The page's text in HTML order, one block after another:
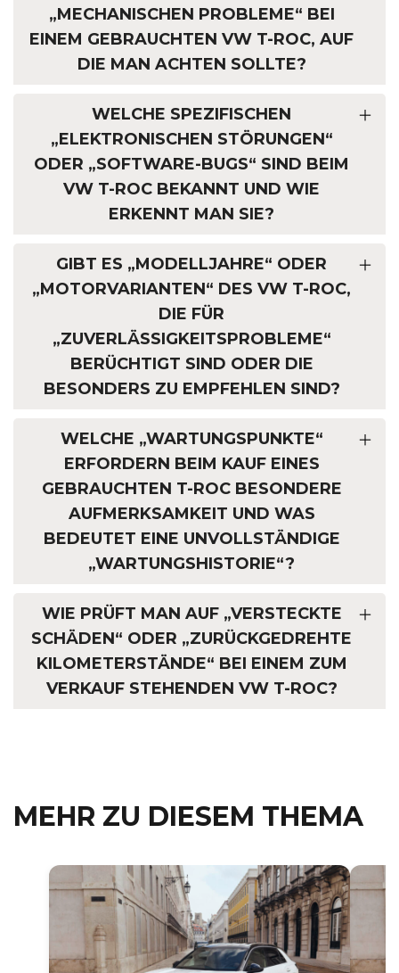
„MECHANISCHEN PROBLEME“ BEI
EINEM GEBRAUCHTEN VW T-ROC, AUF
DIE MAN ACHTEN SOLLTE?
WELCHE SPEZIFISCHEN
„ELEKTRONISCHEN STÖRUNGEN“
ODER „SOFTWARE-BUGS“ SIND BEIM
VW T-ROC BEKANNT UND WIE
ERKENNT MAN SIE?
GIBT ES „MODELLJAHRE“ ODER
„MOTORVARIANTEN“ DES VW T-ROC,
DIE FÜR
„ZUVERLÄSSIGKEITSPROBLEME“
BERÜCHTIGT SIND ODER DIE
BESONDERS ZU EMPFEHLEN SIND?
WELCHE „WARTUNGSPUNKTE“
ERFORDERN BEIM KAUF EINES
GEBRAUCHTEN T-ROC BESONDERE
AUFMERKSAMKEIT UND WAS
BEDEUTET EINE UNVOLLSTÄNDIGE
„WARTUNGSHISTORIE“?
WIE PRÜFT MAN AUF „VERSTECKTE
SCHÄDEN“ ODER „ZURÜCKGEDREHTE
KILOMETERSTÄNDE“ BEI EINEM ZUM
VERKAUF STEHENDEN VW T-ROC?
MEHR ZU DIESEM THEMA